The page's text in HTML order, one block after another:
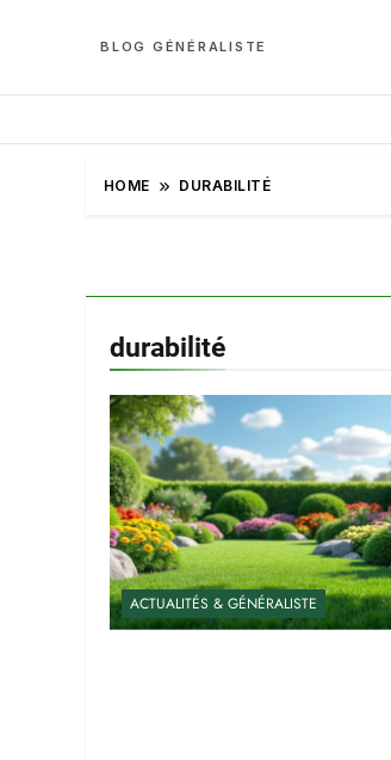
BLOG GÉNÉRALISTE
HOME DURABILITÉ
durabilité
ACTUALITÉS & GÉNÉRALISTE